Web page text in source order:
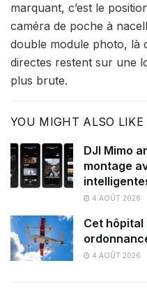
marquant, c’est le
caméra de poche à
double module photo, là
directes restent sur une
plus brute.
YOU MIGHT ALSO LIKE
DJI Mimo
montage
4 AOÛT 2026
Cet hôpital
4 AOÛT 2026